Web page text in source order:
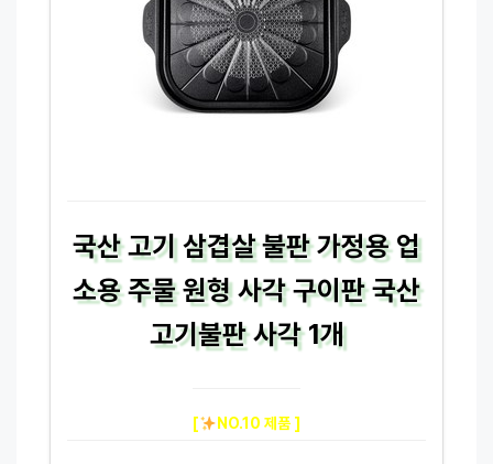
국산 고기 삼겹살 불판 가정용 업
소용 주물 원형 사각 구이판 국산
고기불판 사각 1개
[ NO.10 제품 ]